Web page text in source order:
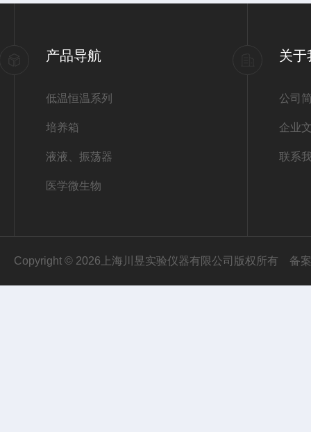
产品导航
低温恒温系列
培养箱
液液、振荡器
医学微生物
关于
公司
企业
联系
Copyright © 2026上海川昱实验仪器有限公司版权所有 备